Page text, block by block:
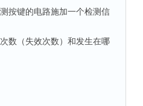
按键的电路施加一个检测信
数（失效次数）和发生在哪